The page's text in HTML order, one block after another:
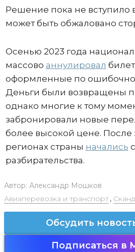
Решение пока не вступило
может быть обжаловано
Осенью 2023 года
массово аннулировал
оформленные по
Деньги были возвращены
однако многие к тому
забронировали новые
более высокой цене. После
регионах страны начались
разбирательства.
Автор: Александр Мошков
Авиаперевозка и транспорт,
Обсудить
Подписаться в